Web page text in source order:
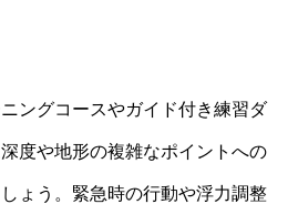
ングコースやガイド付き練習ダ
度や地形の複雑なポイントへの
ょう。緊急時の行動や浮力調整